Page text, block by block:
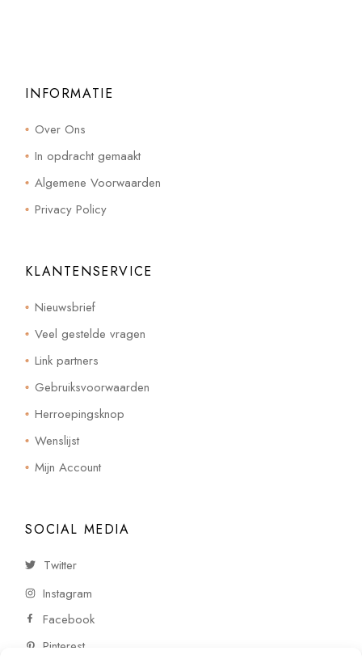
INFORMATIE
Over Ons
In opdracht gemaakt
Algemene Voorwaarden
Privacy Policy
KLANTENSERVICE
Nieuwsbrief
Veel gestelde vragen
Link partners
Gebruiksvoorwaarden
Herroepingsknop
Wenslijst
Mijn Account
SOCIAL MEDIA
Twitter
Instagram
Facebook
Pinterest